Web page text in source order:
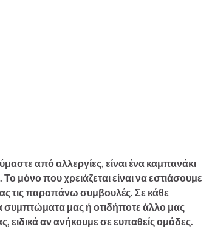
από αλλεργίες, είναι ένα καμπανάκι
μόνο που χρειάζεται είναι να εστιάσουμε
τις παραπάνω συμβουλές. Σε κάθε
συμπτώματα μας ή οτιδήποτε άλλο μας
ειδικά αν ανήκουμε σε ευπαθείς ομάδες.